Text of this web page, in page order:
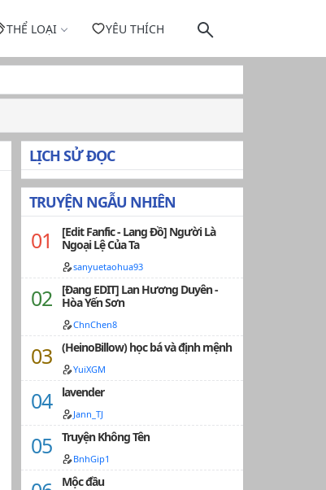
THỂ LOẠI YÊU THÍCH
LỊCH SỬ ĐỌC
TRUYỆN NGẪU NHIÊN
[Edit Fanfic - Lang Đồ] Người Là
Ngoại Lệ Của Ta
sanyuetaohua93
[Đang EDIT] Lan Hương Duyên -
Hòa Yến Sơn
ChnChen8
(HeinoBillow) học bá và định mệnh
YuiXGM
lavender
Jann_TJ
Truyện Không Tên
BnhGip1
Mộc đầu